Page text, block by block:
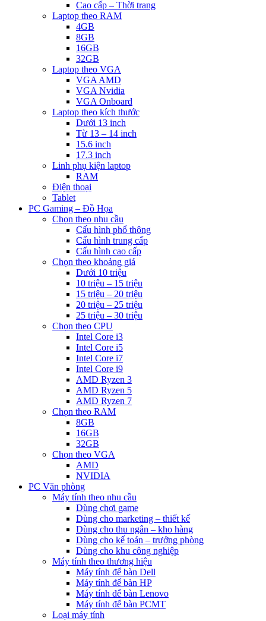
Cao cấp – Thời trang
Laptop theo RAM
4GB
8GB
16GB
32GB
Laptop theo VGA
VGA AMD
VGA Nvidia
VGA Onboard
Laptop theo kích thước
Dưới 13 inch
Từ 13 – 14 inch
15.6 inch
17.3 inch
Linh phụ kiện laptop
RAM
Điện thoại
Tablet
PC Gaming – Đồ Họa
Chọn theo nhu cầu
Cấu hình phổ thông
Cấu hình trung cấp
Cấu hình cao cấp
Chọn theo khoảng giá
Dưới 10 triệu
10 triệu – 15 triệu
15 triệu – 20 triệu
20 triệu – 25 triệu
25 triệu – 30 triệu
Chọn theo CPU
Intel Core i3
Intel Core i5
Intel Core i7
Intel Core i9
AMD Ryzen 3
AMD Ryzen 5
AMD Ryzen 7
Chọn theo RAM
8GB
16GB
32GB
Chọn theo VGA
AMD
NVIDIA
PC Văn phòng
Máy tính theo nhu cầu
Dùng chơi game
Dùng cho marketing – thiết kế
Dùng cho thu ngân – kho hàng
Dùng cho kế toán – trưởng phòng
Dùng cho khu công nghiệp
Máy tính theo thương hiệu
Máy tính để bàn Dell
Máy tính để bàn HP
Máy tính để bàn Lenovo
Máy tính để bàn PCMT
Loại máy tính